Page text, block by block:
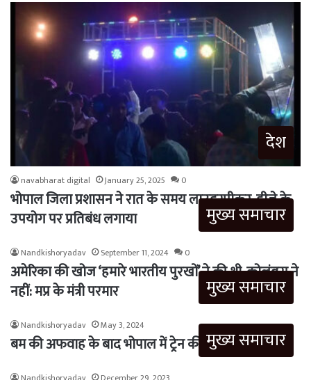
देश
navabharat digital January 25, 2025 0
भोपाल जिला प्रशासन ने रात के समय लाउडस्पीकर, डीजे के
उपयोग पर प्रतिबंध लगाया
मुख्य समाचार
Nandkishoryadav September 11, 2024 0
अमेरिका की खोज ‘हमारे भारतीय पुरखों’ ने की थी, कोलंबस ने
नहीं: मप्र के मंत्री परमार
मुख्य समाचार
Nandkishoryadav May 3, 2024
बम की अफवाह के बाद भोपाल में ट्रेन की तलाशी…मुख्य समाचार